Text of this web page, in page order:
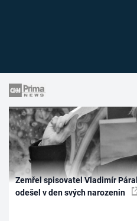
Zemřel spisovatel Vladimír
odešel v den svých narozenin